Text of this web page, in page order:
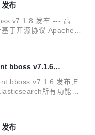
数据采集同步 ETL ，
强大 ETL 工具，提供
插件规范轻松扩展新的
布
v7.1.8 发布 --- 高
于开源协议 Apache Li
Java Restclient ，
于 java 语言实现数据
输入插件和输出插
入插件和输出插件 流批
bboss v7.1.6
bboss v7.1.6 发布,E
所有功能，
合，IP地理位置解析，
highlevel rest client.
布